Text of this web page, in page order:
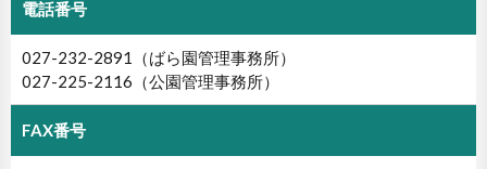
電話番号
027-232-2891（ばら園管理事務所）
027-225-2116（公園管理事務所）
FAX番号